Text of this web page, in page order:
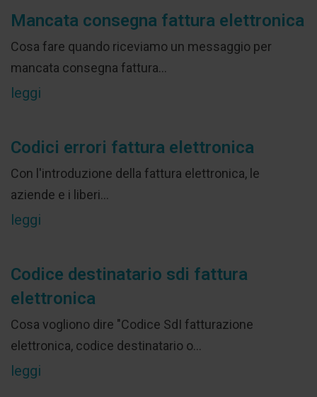
Mancata consegna fattura elettronica
Cosa fare quando riceviamo un messaggio per
mancata consegna fattura...
leggi
Codici errori fattura elettronica
Con l'introduzione della fattura elettronica, le
aziende e i liberi...
leggi
Codice destinatario sdi fattura
elettronica
Cosa vogliono dire "Codice SdI fatturazione
elettronica, codice destinatario o...
leggi